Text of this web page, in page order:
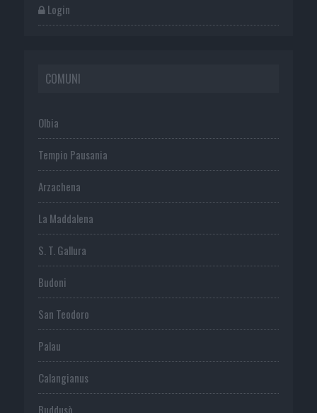
Login
COMUNI
Olbia
Tempio Pausania
Arzachena
La Maddalena
S. T. Gallura
Budoni
San Teodoro
Palau
Calangianus
Buddusò